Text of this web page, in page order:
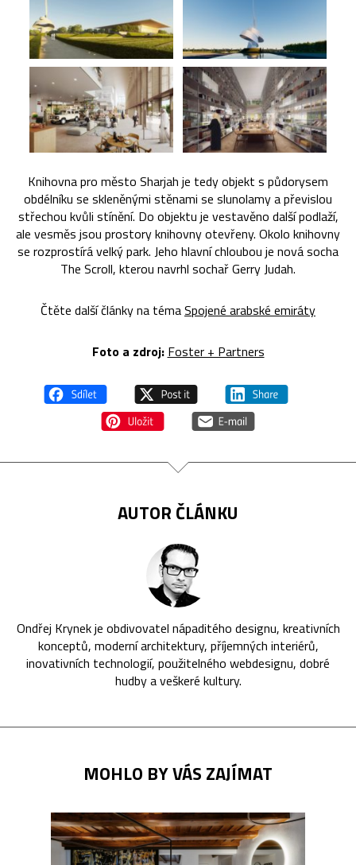
Knihovna pro město Sharjah je tedy objekt s půdorysem
obdélníku se skleněnými stěnami se slunolamy a převislou
střechou kvůli stínění. Do objektu je vestavěno další podlaží,
ale vesměs jsou prostory knihovny otevřeny. Okolo knihovny
se rozprostírá velký park. Jeho hlavní chloubou je nová socha
The Scroll, kterou navrhl sochař Gerry Judah.
Čtěte další články na témaSpojené arabské emiráty
Foto a zdroj: Foster + Partners
AUTOR ČLÁNKU
Ondřej Krynek je obdivovatel nápaditého designu, kreativních
konceptů, moderní architektury, příjemných interiérů,
inovativních technologií, použitelného webdesignu, dobré
hudby a veškeré kultury.
MOHLO BY VÁS ZAJÍMAT